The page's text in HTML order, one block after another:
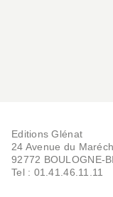
Editions Glénat
24 Avenue du
92772 BOULOGNE-
Tel : 01.41.46.11.11